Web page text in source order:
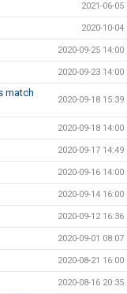
2021-06-05
2020-10-04
2020-09-25 14:00
2020-09-23 14:00
match
2020-09-18 15:39
2020-09-18 14:00
2020-09-17 14:49
2020-09-16 14:00
2020-09-14 16:00
2020-09-12 16:36
2020-09-01 08:07
2020-08-21 16:00
2020-08-16 20:35